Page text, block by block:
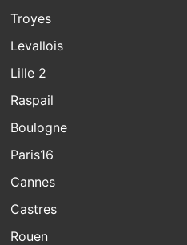
Troyes
Levallois
Lille 2
Raspail
Boulogne
Paris16
Cannes
Castres
Rouen